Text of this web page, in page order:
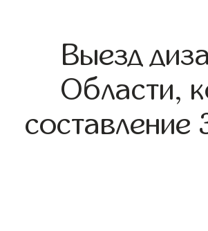
Выезд
Области,
составление